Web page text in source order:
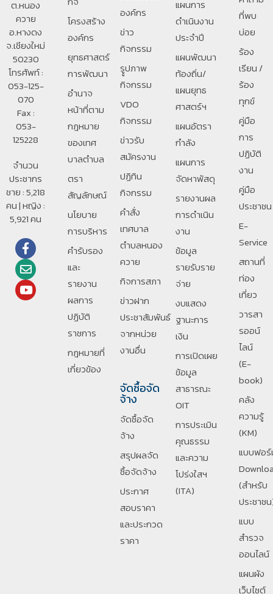
ต.หนอง
ควาย
อ.หางดง
จ.เชียงใหม่
50230
โทรศัพท์ :
053-125-
070
Fax :
053-
125228
จำนวน
ประชากร
ชาย : 5,218
คน | หญิง :
5,921 คน
โครงสร้าง
องค์กร
ยุทธศาสตร์
การพัฒนา
อํานาจ
หน้าที่ตาม
กฎหมาย
ของเทศ
บาลตําบล
ตรา
สัญลักษณ์
นโยบาย
การบริหาร
คำรับรอง
และ
รายงาน
ผลการ
ปฏิบัติ
ราชการ
กฎหมายที่
เกี่ยวข้อง
องค์กร
ข่าว
กิจกรรม
รููปภาพ
กิจกรรม
VDO
กิจกรรม
ข่าวรับ
สมัครงาน
ปฏิทิน
กิจกรรม
คำสั่ง
เทศบาล
ตำบลหนอง
ควาย
กิจการสภา
ข่าวฝาก
ประชาสัมพันธ์
จากหน่วย
งานอื่น
จัดซื้อจัด
จ้าง
จัดซื้อจัด
จ้าง
สรุปผลจัด
ซื้อจัดจ้าง
ประกาศ
สอบราคา
และประกวด
ราคา
แผนการ
ดำเนินงาน
ประจำปี
แผนพัฒนา
ท้องถิ่น/
แผนยุทธ
ศาสตร์ฯ
แผนอัตรา
กำลัง
แผนการ
จัดหาพัสดุ
รายงานผล
การดำเนิน
งาน
ข้อมูล
รายรับราย
จ่าย
งบแสดง
ฐานะการ
เงิน
การเปิดเผย
ข้อมูล
สาธารณะ
OIT
การประเมิน
คุณธรรม
และความ
โปร่งใสฯ
(ITA)
ที่พบ
บ่อย
ร้อง
เรียน /
ร้อง
ทุกข์
คู่มือ
การ
ปฏิบัติ
งาน
คู่มือ
ประชาชน
E-
Service
สถานที่
ท่อง
เที่ยว
วารสา
รออน์
ไลน์
(E-
book)
คลัง
ความรู้
(KM)
แบบฟอ
(สำหรับ
ประชาช
แบบ
สำรวจ
ออนไลน์
แผนผัง
เว็บไซต์